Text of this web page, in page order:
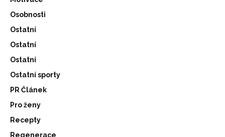
Osobnosti
Ostatní
Ostatní
Ostatní
Ostatní sporty
PR Článek
Pro ženy
Recepty
Regenerace